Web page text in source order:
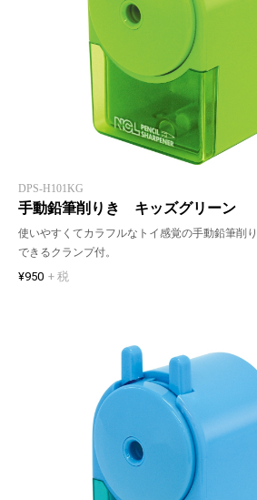
DPS-H101KG
手動鉛筆削りき キッズグリーン
使いやすくてカラフルなトイ感覚の手動鉛筆削
できるクランプ付。
¥950 + 税